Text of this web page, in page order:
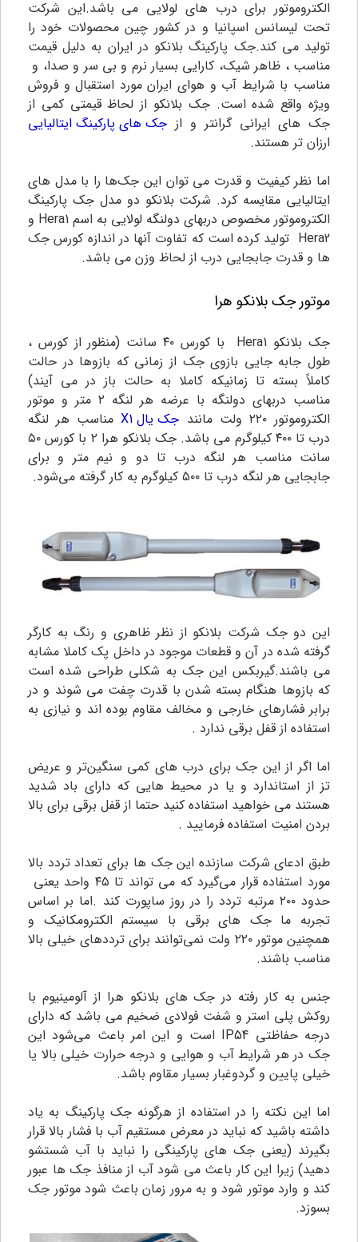
الکتروموتور برای درب های لولایی می باشد.این شرکت
تحت لیسانس اسپانیا و در کشور چین محصولات خود را
تولید می کند.جک پارکینگ بلانکو در ایران به دلیل قیمت
مناسب ، ظاهر شیک، کارایی بسیار نرم و بی سر و صدا، و
مناسب با شرایط آب و هوای ایران مورد استقبال و فروش
ویژه واقع شده است. جک بلانکو از لحاظ قیمتی کمی از
جک های ایرانی گرانتر و از جک های پارکینگ ایتالیایی
ارزان‌ تر هستند.
اما نظر کیفیت و قدرت می توان این جک‌ها را با مدل های
ایتالیایی مقایسه کرد. شرکت بلانکو دو مدل جک پارکینگ
الکتروموتور مخصوص دربهای دولنگه لولایی به اسم Hera1 و
Hera2 تولید کرده است که تفاوت آنها در اندازه کورس جک
ها و قدرت جابجایی درب از لحاظ وزن می باشد.
موتور جک بلانکو هرا
جک بلانکو Hera1 با کورس ۴۰ سانت (منظور از کورس ،
طول جابه جایی بازوی جک از زمانی که بازوها در حالت
کاملاً بسته تا زمانیکه کاملا به حالت باز در می آیند)
مناسب دربهای دولنگه با عرضه هر لنگه ۲ متر و موتور
الکتروموتور ۲۲۰ ولت مانند
جک یال X1
مناسب هر لنگه
درب تا ۴۰۰ کیلوگرم می باشد. جک بلانکو هرا ۲ با کورس ۵۰
سانت مناسب هر لنگه درب تا دو و نیم متر و برای
جابجایی هر لنگه درب تا ۵۰۰ کیلوگرم به کار گرفته می‌شود.
این دو جک شرکت بلانکو از نظر ظاهری و رنگ به کارگر
گرفته شده در آن و قطعات موجود در داخل پک کاملا مشابه
می باشند.گیربکس این جک به شکلی طراحی شده است
که بازوها هنگام بسته شدن با قدرت چفت می شوند و در
برابر فشارهای خارجی و مخالف مقاوم بوده اند و نیازی به
استفاده از قفل برقی ندارد .
اما اگر از این جک برای درب های کمی سنگین‌تر و عریض
تز از استاندارد و یا در محیط هایی که دارای باد شدید
هستند می خواهید استفاده کنید حتما از قفل برقی برای بالا
بردن امنیت استفاده فرمایید .
طبق ادعای شرکت سازنده این جک ها برای تعداد تردد بالا
مورد استفاده قرار می‌گیرد که می تواند تا ۴۵ واحد یعنی
حدود ۲۰۰ مرتبه تردد را در روز ساپورت کند .اما بر اساس
تجربه ما جک های برقی با سیستم الکترومکانیک و
همچنین موتور ۲۲۰ ولت نمی‌توانند برای ترددهای خیلی بالا
مناسب باشند.
جنس به کار رفته در جک های بلانکو هرا از آلومینیوم با
روکش پلی استر و شفت فولادی ضخیم می باشد که دارای
درجه حفاظتی IP54 است و این امر باعث می‌شود این
جک در هر شرایط آب و هوایی و درجه حرارت خیلی بالا یا
خیلی پایین و گردوغبار بسیار مقاوم باشد.
اما این نکته را در استفاده از هرگونه جک پارکینگ به یاد
داشته باشید که نباید در معرض مستقیم آب با فشار بالا قرار
بگیرند (یعنی جک های پارکینگی را نباید با آب شستشو
دهید) زیرا این کار باعث می شود آب از منافذ جک ها عبور
کند و وارد موتور شود و به مرور زمان باعث شود موتور جک
بسوزد.